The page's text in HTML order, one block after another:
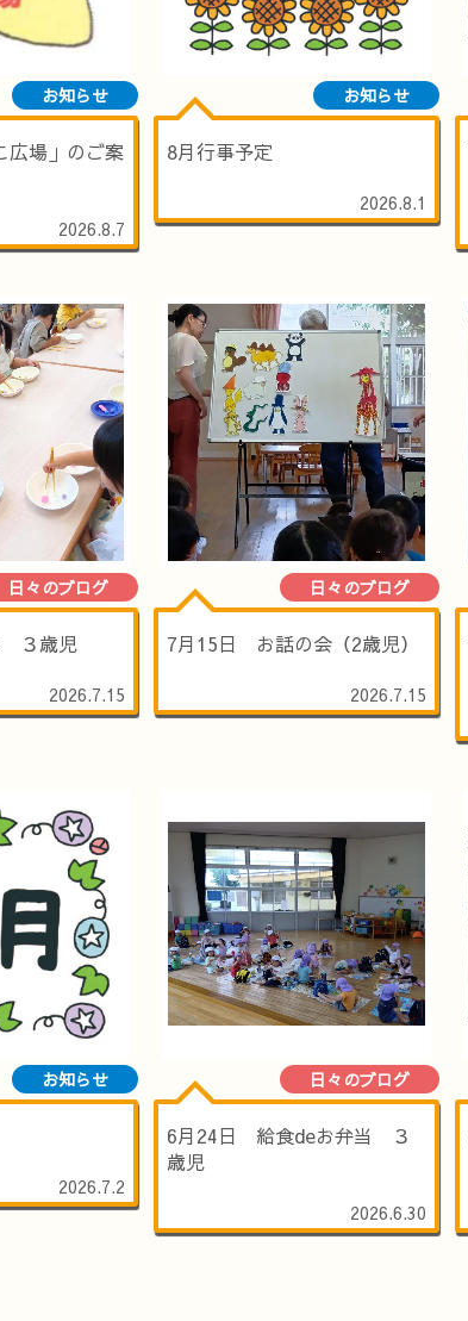
お知らせ
広場」のご案
2026.8.7
お知らせ
8月行事予定
2026.8.1
日々のブログ
３歳児
2026.7.15
日々のブログ
7月15日 お話の会（2歳児）
2026.7.15
お知らせ
2026.7.2
日々のブログ
6月24日 給食deお弁当 ３
歳児
2026.6.30